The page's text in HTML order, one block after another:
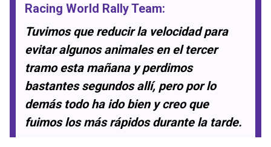
Racing World Rally Team:
Tuvimos que reducir la velocidad para
evitar algunos animales en el tercer
tramo esta mañana y perdimos
bastantes segundos allí, pero por lo
demás todo ha ido bien y creo que
fuimos los más rápidos durante la tarde.